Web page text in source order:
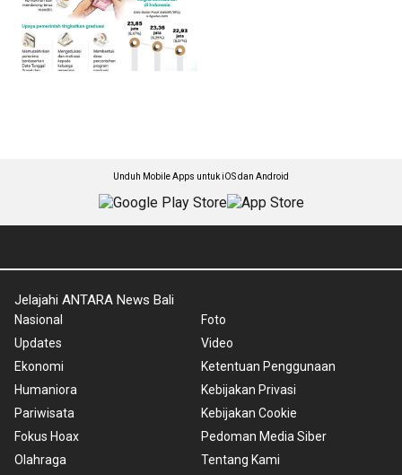
Unduh Mobile Apps untuk iOS dan Android
Jelajahi ANTARA News Bali
Nasional
Updates
Ekonomi
Humaniora
Pariwisata
Fokus Hoax
Olahraga
Foto
Video
Ketentuan Penggunaan
Kebijakan Privasi
Kebijakan Cookie
Pedoman Media Siber
Tentang Kami